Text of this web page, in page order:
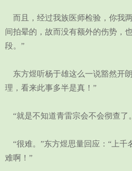
而且，经过我族医师检验，你我
间拍晕的，故而没有额外的伤势，
段。”
东方煜听杨于雄这么一说豁然开
理，看来此事多半是真！”
“就是不知道青雷宗会不会彻查了
“很难。”东方煜思量回应：“上千
难啊！”